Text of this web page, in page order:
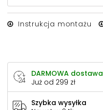
Instrukcja montażu
DARMOWA dostawa
Już od 299 zł
Szybka wysyłka